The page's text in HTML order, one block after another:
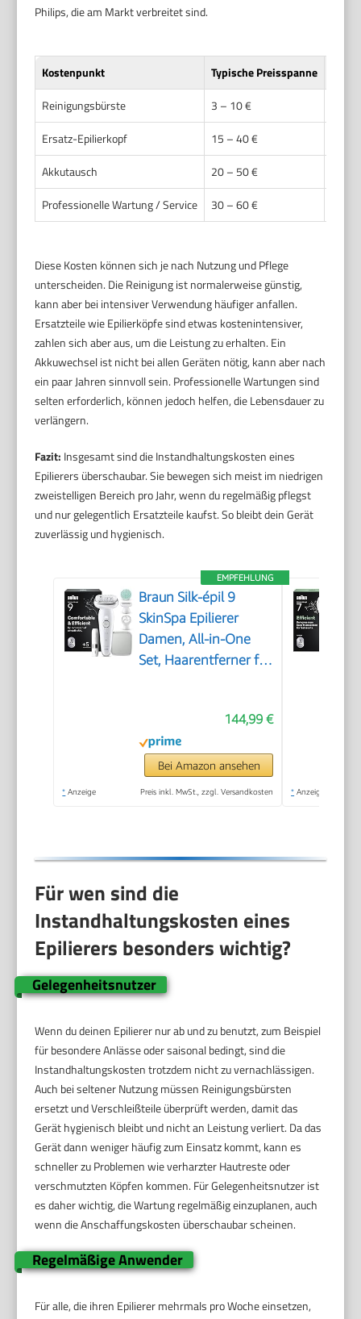
Philips, die am Markt verbreitet sind.
Kostenpunkt Typische Preisspanne
Reinigungsbürste
3 – 10 €
Ersatz-Epilierkopf
15 – 40 €
Akkutausch
20 – 50 €
Professionelle Wartung / Service
30 – 60 €
Diese Kosten können sich je nach Nutzung und Pflege
unterscheiden. Die Reinigung ist normalerweise günstig,
kann aber bei intensiver Verwendung häufiger anfallen.
Ersatzteile wie Epilierköpfe sind etwas kostenintensiver,
zahlen sich aber aus, um die Leistung zu erhalten. Ein
Akkuwechsel ist nicht bei allen Geräten nötig, kann aber nach
ein paar Jahren sinnvoll sein. Professionelle Wartungen sind
selten erforderlich, können jedoch helfen, die Lebensdauer zu
verlängern.
Fazit: Insgesamt sind die Instandhaltungskosten eines
Epilierers überschaubar. Sie bewegen sich meist im niedrigen
zweistelligen Bereich pro Jahr, wenn du regelmäßig pflegst
und nur gelegentlich Ersatzteile kaufst. So bleibt dein Gerät
zuverlässig und hygienisch.
EMPFEHLUNG
Braun Silk-épil 9
SkinSpa Epilierer
Damen, All-in-One
Set, Haarentferner für
Wasserdicht — Inkl.
Facespa
Gesichtshaarentferner
144,99 €
Bei Amazon ansehen
* Anzeige Preis inkl. MwSt., zzgl. Versandkosten * Anzeige
Für wen sind die
Instandhaltungskosten eines
Epilierers besonders wichtig?
Gelegenheitsnutzer
Wenn du deinen Epilierer nur ab und zu benutzt, zum Beispiel
für besondere Anlässe oder saisonal bedingt, sind die
Instandhaltungskosten trotzdem nicht zu vernachlässigen.
Auch bei seltener Nutzung müssen Reinigungsbürsten
ersetzt und Verschleißteile überprüft werden, damit das
Gerät hygienisch bleibt und nicht an Leistung verliert. Da das
Gerät dann weniger häufig zum Einsatz kommt, kann es
schneller zu Problemen wie verharzter Hautreste oder
verschmutzten Köpfen kommen. Für Gelegenheitsnutzer ist
es daher wichtig, die Wartung regelmäßig einzuplanen, auch
wenn die Anschaffungskosten überschaubar scheinen.
Regelmäßige Anwender
Für alle, die ihren Epilierer mehrmals pro Woche einsetzen,